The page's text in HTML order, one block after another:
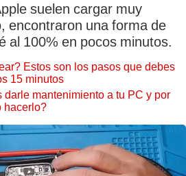
suelen cargar muy
encontraron una forma de
al 100% en pocos minutos.
Estos son los pasos que debes
15 minutos
mantenimiento a tu PC y por
hacerlo?